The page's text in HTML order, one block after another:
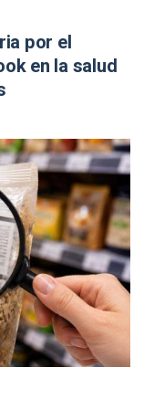
por el
en la salud